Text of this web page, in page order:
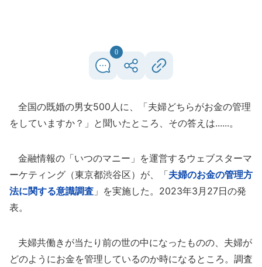
0
全国の既婚の男女500人に、「夫婦どちらがお金の管理
をしていますか？」と聞いたところ、その答えは......。
金融情報の「いつのマニー」を運営するウェブスターマ
ーケティング（東京都渋谷区）が、「夫婦のお金の管理方
法に関する意識調査 」を実施した。2023年3月27日の発
表。
夫婦共働きが当たり前の世の中になったものの、夫婦が
どのようにお金を管理しているのか時になるところ。調査